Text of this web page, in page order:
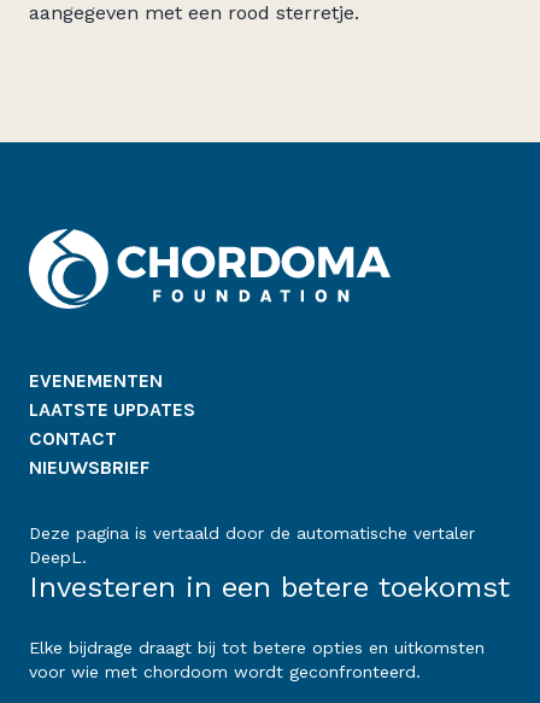
aangegeven met een rood sterretje.
EVENEMENTEN
LAATSTE UPDATES
CONTACT
NIEUWSBRIEF
Deze pagina is vertaald door de automatische vertaler
DeepL.
Investeren in een betere toekomst
Elke bijdrage draagt bij tot betere opties en uitkomsten
voor wie met chordoom wordt geconfronteerd.